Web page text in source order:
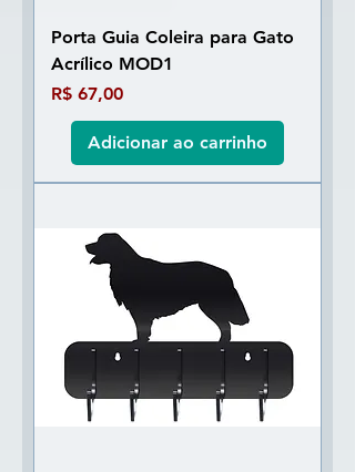
Porta Guia Coleira para Gato
Acrílico MOD1
Preço
R$ 67,00
Adicionar ao carrinho